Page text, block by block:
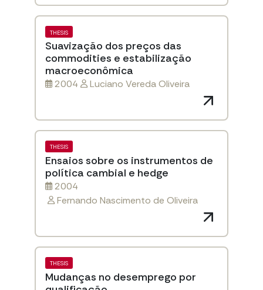
THESIS
Suavização dos preços das
commodities e estabilização
macroeconômica
2004 Luciano Vereda Oliveira
THESIS
Ensaios sobre os instrumentos de
política cambial e hedge
2004
Fernando Nascimento de Oliveira
THESIS
Mudanças no desemprego por